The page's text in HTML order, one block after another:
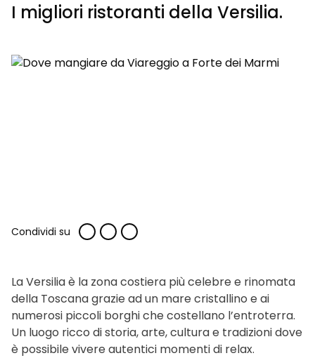
I migliori ristoranti della Versilia.
Condividi su
La Versilia è la zona costiera più celebre e rinomata
della Toscana grazie ad un mare cristallino e ai
numerosi piccoli borghi che costellano l’entroterra.
Un luogo ricco di storia, arte, cultura e tradizioni dove
è possibile vivere autentici momenti di relax.